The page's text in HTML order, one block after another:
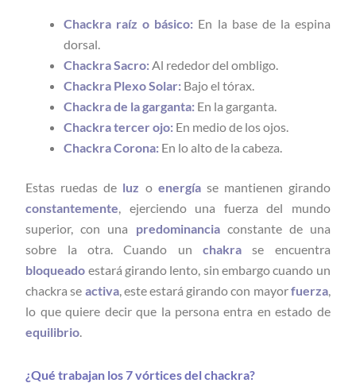
Chackra raíz o básico: En la base de la espina
dorsal.
Chackra Sacro:Al rededor del ombligo.
Chackra Plexo Solar: Bajo el tórax.
Chackra de la garganta: En la garganta.
Chackra tercer ojo: En medio de los ojos.
Chackra Corona: En lo alto de la cabeza.
Estas ruedas de luz o energía se mantienen girando
constantemente, ejerciendo una fuerza del mundo
superior, con una predominanciaconstante de una
sobre la otra. Cuando unchakrase encuentra
bloqueado estará girando lento, sin embargo cuando un
chackra se activa, este estará girando con mayorfuerza,
lo que quiere decir que la persona entra en estado de
equilibrio.
¿Qué trabajan los 7 vórtices del chackra?